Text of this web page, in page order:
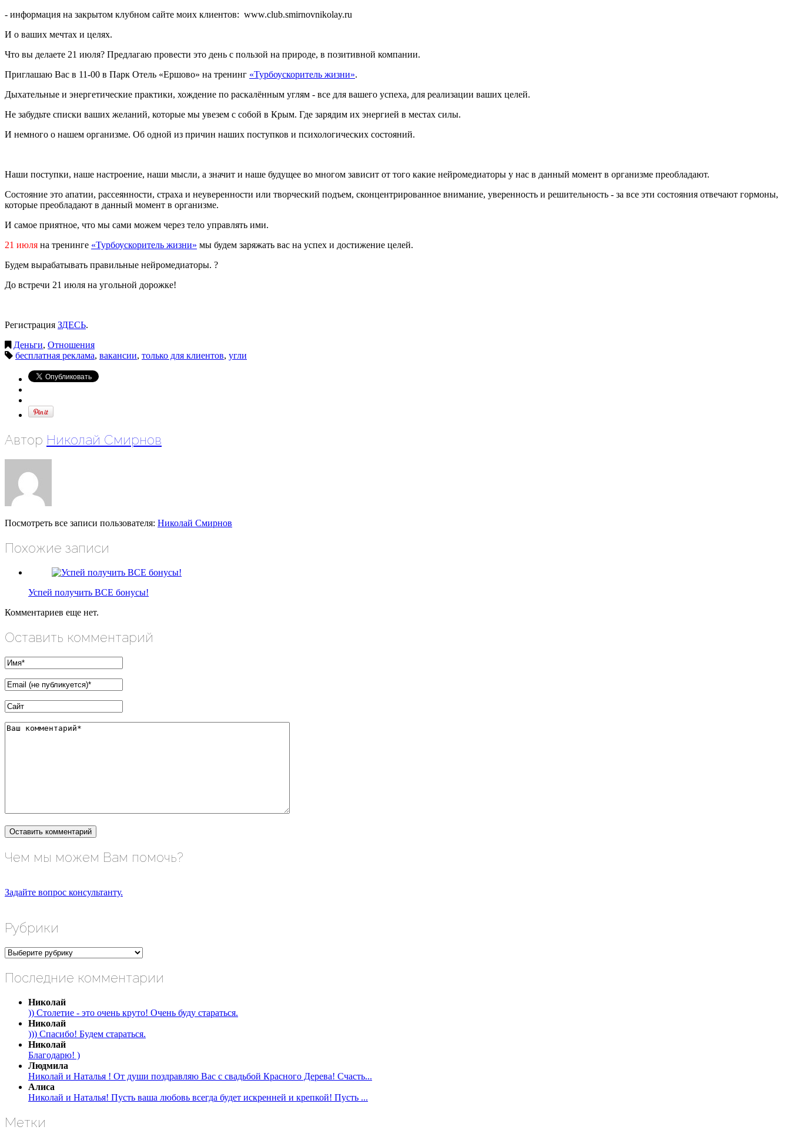
- информация на закрытом клубном сайте моих клиентов: www.club.smirnovnikolay.ru
И о ваших мечтах и целях.
Что вы делаете 21 июля? Предлагаю провести это день с пользой на природе, в позитивной компании.
Приглашаю Вас в 11-00 в Парк Отель «Ершово» на тренинг «Турбоускоритель жизни».
Дыхательные и энергетические практики, хождение по раскалённым углям - все для вашего успеха, для реализации ваших целей.
Не забудьте списки ваших желаний, которые мы увезем с собой в Крым. Где зарядим их энергией в местах силы.
И немного о нашем организме. Об одной из причин наших поступков и психологических состояний.
Наши поступки, наше настроение, наши мысли, а значит и наше будущее во многом зависит от того какие нейромедиаторы у нас в данный момент в организме преобладают.
Состояние это апатии, рассеянности, страха и неуверенности или творческий подъем, сконцентрированное внимание, уверенность и решительность - за все эти состояния отвечают гормоны,
которые преобладают в данный момент в организме.
И самое приятное, что мы сами можем через тело управлять ими.
21 июля на тренинге «Турбоускоритель жизни» мы будем заряжать вас на успех и достижение целей.
Будем вырабатывать правильные нейромедиаторы. ?
До встречи 21 июля на угольной дорожке!
Регистрация ЗДЕСЬ.
Деньги, Отношения
бесплатная реклама, вакансии, только для клиентов, угли
Автор Николай Смирнов
Посмотреть все записи пользователя: Николай Смирнов
Похожие записи
Успей получить ВСЕ бонусы!
Комментариев еще нет.
Оставить комментарий
Чем мы можем Вам помочь?
Задайте вопрос консультанту.
Рубрики
Рубрики
Последние комментарии
Николай
)) Столетие - это очень круто! Очень буду стараться.
Николай
))) Спасибо! Будем стараться.
Николай
Благодарю! )
Людмила
Николай и Наталья ! От души поздравляю Вас с свадьбой Красного Дерева! Счасть...
Алиса
Николай и Наталья! Пусть ваша любовь всегда будет искренней и крепкой! Пусть ...
Метки